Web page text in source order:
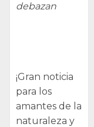
debazan
¡Gran noticia
para los
amantes de la
naturaleza y